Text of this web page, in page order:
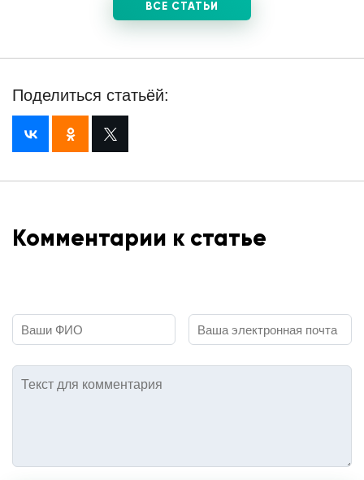
ВСЕ СТАТЬИ
Поделиться статьёй:
Комментарии к статье